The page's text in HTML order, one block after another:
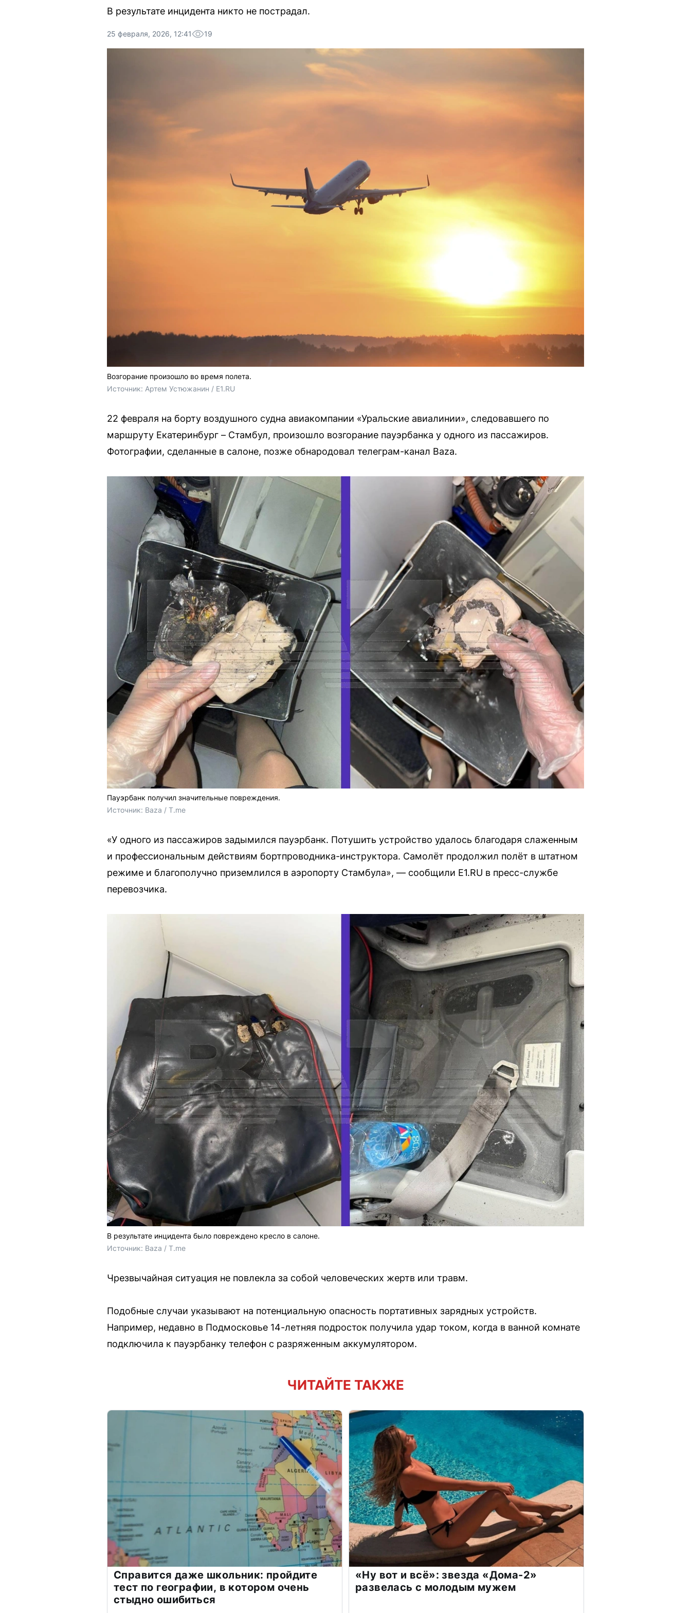
В результате инцидента никто не пострадал.
25 февраля, 2026, 12:41 19
Возгорание произошло во время полета.
Источник: Артем Устюжанин / E1.RU
22 февраля на борту воздушного судна авиакомпании «Уральские авиалинии», следовавшего по
маршруту Екатеринбург – Стамбул, произошло возгорание пауэрбанка у одного из пассажиров.
Фотографии, сделанные в салоне, позже обнародовал телеграм-канал Baza.
Пауэрбанк получил значительные повреждения.
Источник: Baza / T.me
«У одного из пассажиров задымился пауэрбанк. Потушить устройство удалось благодаря слаженным
и профессиональным действиям бортпроводника-инструктора. Самолёт продолжил полёт в штатном
режиме и благополучно приземлился в аэропорту Стамбула», — сообщили E1.RU в пресс-службе
перевозчика.
В результате инцидента было повреждено кресло в салоне.
Источник: Baza / T.me
Чрезвычайная ситуация не повлекла за собой человеческих жертв или травм.
Подобные случаи указывают на потенциальную опасность портативных зарядных устройств.
Например, недавно в Подмосковье 14-летняя подросток получила удар током, когда в ванной комнате
подключила к пауэрбанку телефон с разряженным аккумулятором.
ЧИТАЙТЕ ТАКЖЕ
Справится даже школьник: пройдите
тест по географии, в котором очень
стыдно ошибиться
«Ну вот и всё»: звезда «Дома-2»
развелась с молодым мужем